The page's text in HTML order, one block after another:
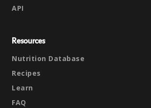
API
Resources
Nutrition Database
Recipes
Learn
FAQ